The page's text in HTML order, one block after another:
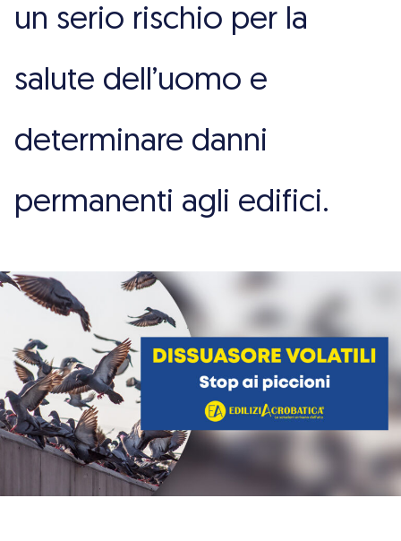
un serio rischio per la
salute dell’uomo e
determinare danni
permanenti agli edifici.